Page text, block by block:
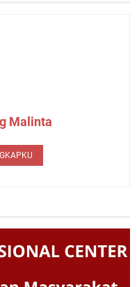
Malinta